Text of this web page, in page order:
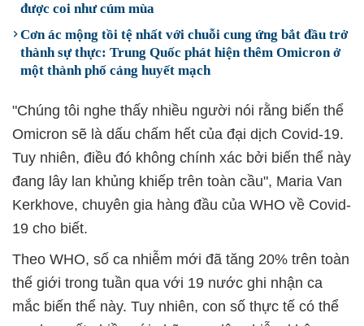
được coi như cúm mùa
Cơn ác mộng tồi tệ nhất với chuỗi cung ứng bắt đầu trở
thành sự thực: Trung Quốc phát hiện thêm Omicron ở
một thành phố cảng huyết mạch
"Chúng tôi nghe thấy nhiều người nói rằng biến thể
Omicron sẽ là dấu chấm hết của đại dịch Covid-19.
Tuy nhiên, điều đó không chính xác bởi biến thể này
đang lây lan khủng khiếp trên toàn cầu", Maria Van
Kerkhove, chuyên gia hàng đầu của WHO về Covid-
19 cho biết.
Theo WHO, số ca nhiễm mới đã tăng 20% trên toàn
thế giới trong tuần qua với 19 nước ghi nhận ca
mắc biến thể này. Tuy nhiên, con số thực tế có thể